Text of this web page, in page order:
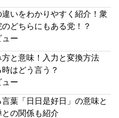
いをわかりやすく紹介！衆
どちらにもある党！？
ー
方と意味！入力と変換方法
はどう言う？
ュー
葉「日日是好日」の意味と
の関係も紹介